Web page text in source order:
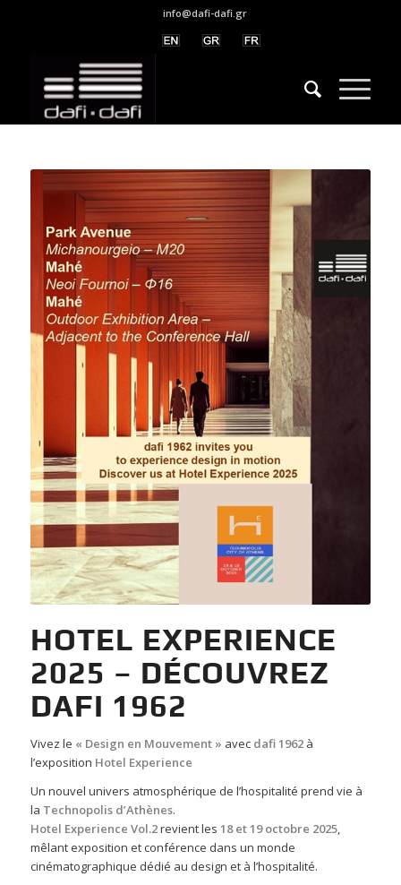
info@dafi-dafi.gr
HOTEL EXPERIENCE
2025 – DÉCOUVREZ
DAFI 1962
Vivez le « Design en Mouvement » avec dafi 1962 à
l’exposition Hotel Experience
Un nouvel univers atmosphérique de l’hospitalité prend vie à
la Technopolis d’Athènes.
Hotel Experience Vol.2revient les 18 et 19 octobre 2025,
mêlant exposition et conférence dans un monde
cinématographique dédié au design et à l’hospitalité.